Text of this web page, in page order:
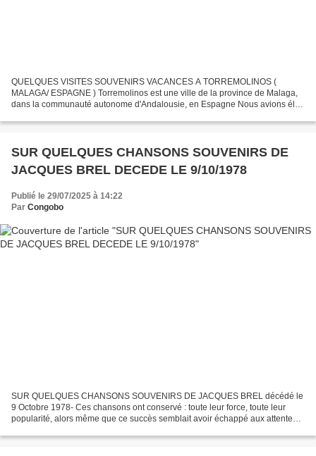
QUELQUES VISITES SOUVENIRS VACANCES A TORREMOLINOS (
MALAGA/ ESPAGNE ) Torremolinos est une ville de la province de Malaga,
dans la communauté autonome d'Andalousie, en Espagne Nous avions élu
Torremolinos...
SUR QUELQUES CHANSONS SOUVENIRS DE
JACQUES BREL DECEDE LE 9/10/1978
Publié le 29/07/2025 à 14:22
Par Congobo
SUR QUELQUES CHANSONS SOUVENIRS DE JACQUES BREL décédé le
9 Octobre 1978- Ces chansons ont conservé : toute leur force, toute leur
popularité, alors même que ce succès semblait avoir échappé aux attentes